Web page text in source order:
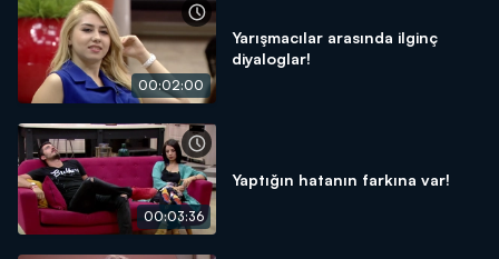
00:02:00
Yarışmacılar arasında ilginç
diyaloglar!
00:03:36
Yaptığın hatanın farkına var!